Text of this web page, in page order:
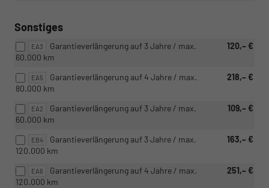
Sonstiges
EA3 120,– €
Garantieverlängerung auf 3 Jahre / max.
60.000 km
EA5 218,– €
Garantieverlängerung auf 4 Jahre / max.
80.000 km
EA2 109,– €
Garantieverlängerung auf 3 Jahre / max.
60.000 km
EB4 163,– €
Garantieverlängerung auf 3 Jahre / max.
120.000 km
EA6 251,– €
Garantieverlängerung auf 4 Jahre / max.
120.000 km